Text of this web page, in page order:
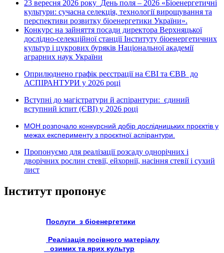
23 вересня 2026 року День поля – 2026 «Біоенергетичні
культури: сучасна селекція, технології вирощування та
перспективи розвитку біоенергетики України».
Конкурс на зайняття посади директора Верхняцької
дослідно-селекційної станції Інституту біоенергетичних
культур і цукрових буряків Національної академії
аграрних наук України
Оприлюднено графік реєстрації на ЄВІ та ЄВВ до
АСПІРАНТУРИ у 2026 році
Вступні до магістратури й аспірантури: єдиний
вступний іспит (ЄВІ) у 2026 році
МОН розпочало конкурсний добір дослідницьких проєктів у
межах експерименту з проєктної аспірантури.
Пропонуємо для реалізації розсаду однорічних і
дворічних рослин стевії, ейхорнії, насіння стевії і сухий
лист
Інститут пропонує
Послуги з біоенергетики
Реалізація посівного матеріалу
озимих та ярих культур